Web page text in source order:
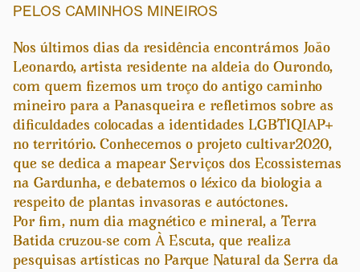
PELOS CAMINHOS MINEIROS
Nos últimos dias da residência encontrámos João
Leonardo, artista residente na aldeia do Ourondo,
com quem fizemos um troço do antigo caminho
mineiro para a Panasqueira e refletimos sobre as
dificuldades colocadas a identidades LGBTIQIAP+
no território. Conhecemos o projeto cultivar2020,
que se dedica a mapear Serviços dos Ecossistemas
na Gardunha, e debatemos o léxico da biologia a
respeito de plantas invasoras e autóctones.
Por fim, num dia magnético e mineral, a Terra
Batida cruzou-se com À Escuta, que realiza
pesquisas artísticas no Parque Natural da Serra da